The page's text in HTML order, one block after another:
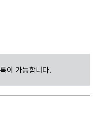
이 가능합니다.